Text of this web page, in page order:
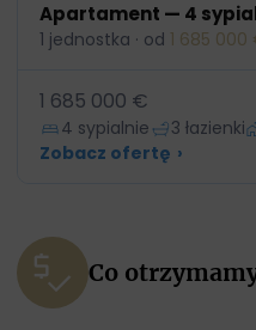
Apartament — 4
1 jednostka · od 1 685 000
1 685 000 €
4 sypialnie 3 łazienki
Zobacz ofertę ›
Co